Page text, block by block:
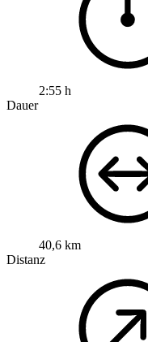
2:55 h
Dauer
40,6 km
Distanz